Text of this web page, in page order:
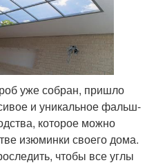
уже собран, пришло
и уникальное фальш-
которое можно
изюминки своего дома.
чтобы все углы